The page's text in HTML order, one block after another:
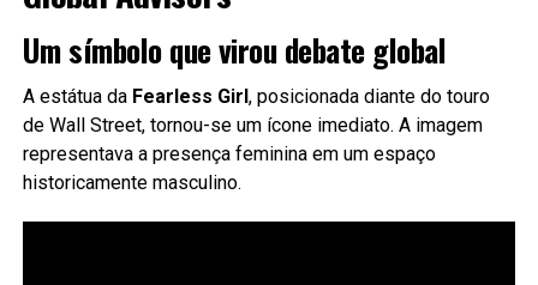
Um símbolo que virou debate global
A estátua da Fearless Girl, posicionada diante do touro
de Wall Street, tornou-se um ícone imediato. A imagem
representava a presença feminina em um espaço
historicamente masculino.